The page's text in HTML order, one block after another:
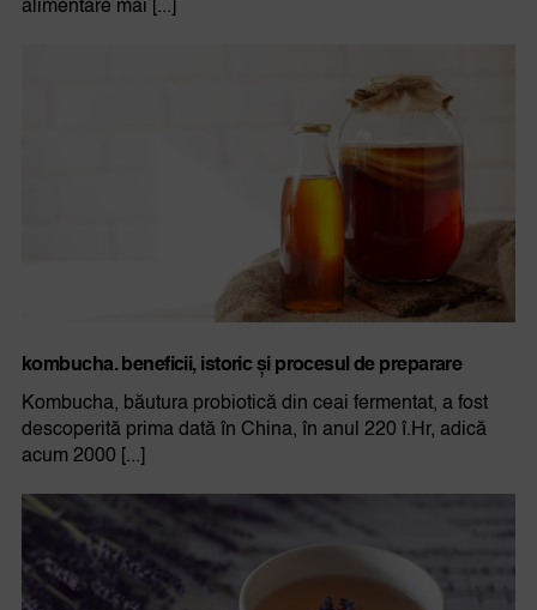
alimentare mai [...]
kombucha. beneficii, istoric și procesul de preparare
Kombucha, băutura probiotică din ceai fermentat, a fost
descoperită prima dată în China, în anul 220 î.Hr, adică
acum 2000 [...]